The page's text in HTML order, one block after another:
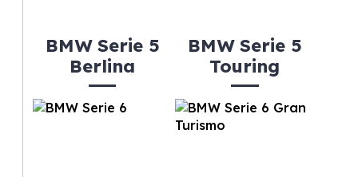
BMW Serie 5
Berlina
BMW Serie 5
Touring